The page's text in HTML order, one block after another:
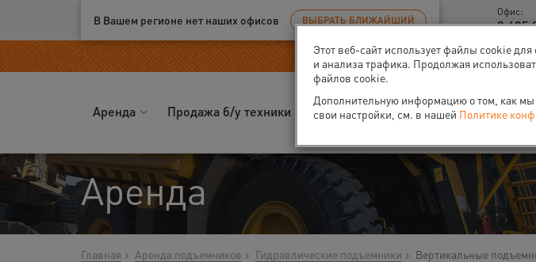
Ваш город:Москва
В Вашем регионе нет наших офисов ВЫБРАТЬ БЛИЖАЙШИЙ
Офис:
8 495
Аренда Продажа б/у техники Запчасти О нас
Аренда
Главная Аренда подъемников Гидравлические подъемники Вертикальные
Этот веб-сайт использует файлы cookie
и анализа трафика. Продолжая
файлов cookie.
Дополнительную информацию о том, как
свои настройки, см. в нашей Политике